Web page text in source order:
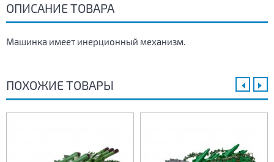
ОПИСАНИЕ ТОВАРА
Машинка имеет инерционный механизм.
ПОХОЖИЕ ТОВАРЫ